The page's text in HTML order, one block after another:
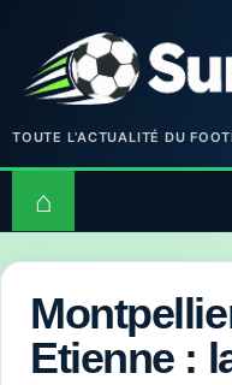
TOUTE L’ACTUALITÉ DU
⌂
Etienne :